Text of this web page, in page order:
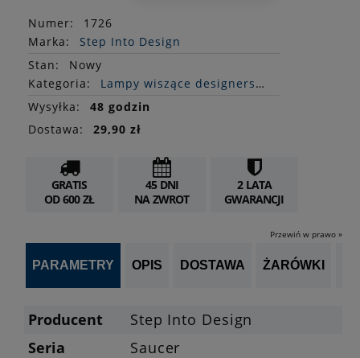
Numer:
1726
Marka:
Step Into Design
Stan:
Nowy
Kategoria:
Lampy wiszące designerskie
Wysyłka:
48 godzin
Dostawa:
29,90 zł
GRATIS
OD 600 ZŁ
45 DNI
NA ZWROT
2 LATA
GWARANCJI
Przewiń w prawo »
PARAMETRY OPIS DOSTAWA ŻARÓWKI
Producent
Step Into Design
Seria
Saucer